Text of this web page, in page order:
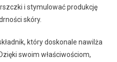
i stymulować produkcję
skóry.
który doskonale nawilża
swoim właściwościom,